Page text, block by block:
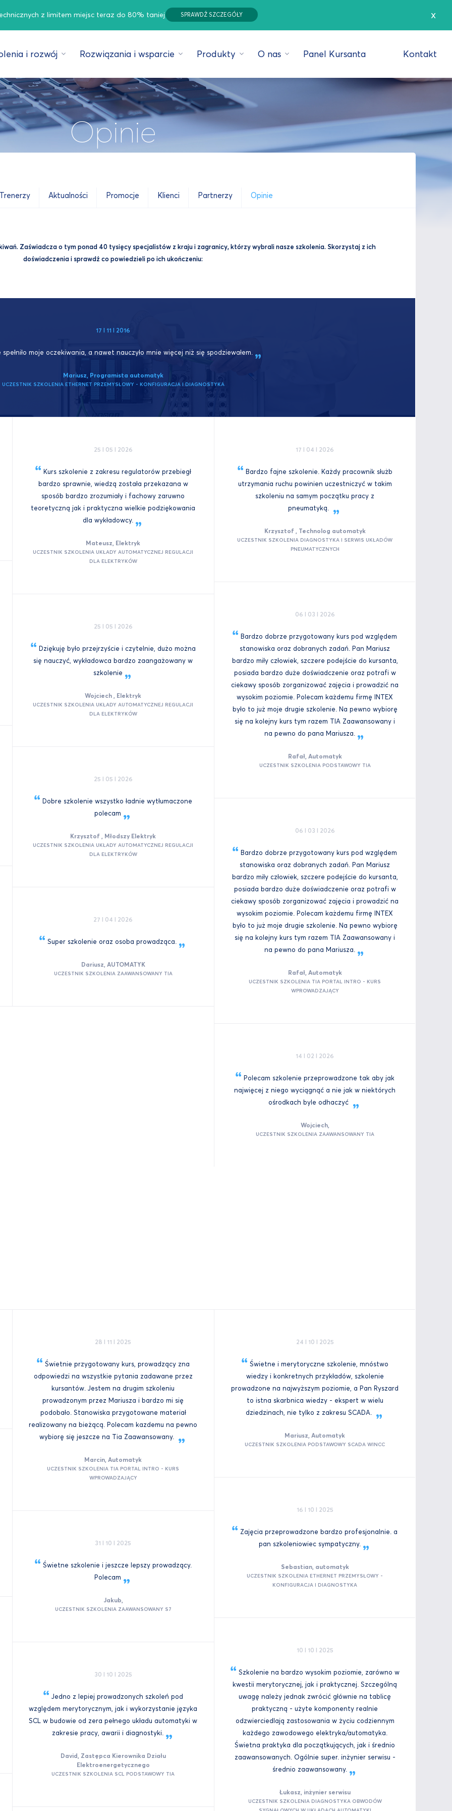
z limitem miejsc teraz do 80% taniej SPRAWDŹ SZCZEGÓŁY x
i rozwój Rozwiązania i wsparcie Produkty O nas Panel Kursanta Kontakt
Opinie
Trenerzy Aktualności Promocje Klienci Partnerzy Opinie
Zaświadcza o tym ponad 40 tysięcy specjalistów z kraju i zagranicy, którzy wybrali nasze szkolenia. Skorzystaj z ich
doświadczenia i sprawdź co powiedzieli po ich ukończeniu:
17 I 11 I 2016
spełniło moje oczekiwania, a nawet nauczyło mnie więcej niż się spodziewałem.
Mariusz, Programista automatyk
UCZESTNIK SZKOLENIA ETHERNET PRZEMYSŁOWY - KONFIGURACJA I DIAGNOSTYKA
25 I 05 I 2026
Kurs szkolenie z zakresu regulatorów przebiegł
bardzo sprawnie, wiedzą została przekazana w
sposób bardzo zrozumiały i fachowy zaruwno
teoretyczną jak i praktyczna wielkie podziękowania
dla wykładowcy.
Mateusz, Elektryk
UCZESTNIK SZKOLENIA UKŁADY AUTOMATYCZNEJ REGULACJI
DLA ELEKTRYKÓW
25 I 05 I 2026
Dziękuję było przejrzyście i czytelnie, dużo można
się nauczyć, wykładowca bardzo zaangażowany w
szkolenie
Wojciech , Elektryk
UCZESTNIK SZKOLENIA UKŁADY AUTOMATYCZNEJ REGULACJI
DLA ELEKTRYKÓW
25 I 05 I 2026
Dobre szkolenie wszystko ładnie wytłumaczone
polecam
Krzysztof , Młodszy Elektryk
UCZESTNIK SZKOLENIA UKŁADY AUTOMATYCZNEJ REGULACJI
DLA ELEKTRYKÓW
27 I 04 I 2026
Super szkolenie oraz osoba prowadząca.
Dariusz, AUTOMATYK
UCZESTNIK SZKOLENIA ZAAWANSOWANY TIA
17 I 04 I 2026
Bardzo fajne szkolenie. Każdy pracownik służb
utrzymania ruchu powinien uczestniczyć w takim
szkoleniu na samym początku pracy z
pneumatyką.
Krzysztof , Technolog automatyk
UCZESTNIK SZKOLENIA DIAGNOSTYKA I SERWIS UKŁADÓW
PNEUMATYCZNYCH
06 I 03 I 2026
Bardzo dobrze przygotowany kurs pod względem
stanowiska oraz dobranych zadań. Pan Mariusz
bardzo miły człowiek, szczere podejście do kursanta,
posiada bardzo duże doświadczenie oraz potrafi w
ciekawy sposób zorganizować zajęcia i prowadzić na
wysokim poziomie. Polecam każdemu firmę INTEX
było to już moje drugie szkolenie. Na pewno wybiorę
się na kolejny kurs tym razem TIA Zaawansowany i
na pewno do pana Mariusza.
Rafał, Automatyk
UCZESTNIK SZKOLENIA PODSTAWOWY TIA
06 I 03 I 2026
Bardzo dobrze przygotowany kurs pod względem
stanowiska oraz dobranych zadań. Pan Mariusz
bardzo miły człowiek, szczere podejście do kursanta,
posiada bardzo duże doświadczenie oraz potrafi w
ciekawy sposób zorganizować zajęcia i prowadzić na
wysokim poziomie. Polecam każdemu firmę INTEX
było to już moje drugie szkolenie. Na pewno wybiorę
się na kolejny kurs tym razem TIA Zaawansowany i
na pewno do pana Mariusza.
Rafał, Automatyk
UCZESTNIK SZKOLENIA TIA PORTAL INTRO - KURS
WPROWADZAJĄCY
14 I 02 I 2026
Polecam szkolenie przeprowadzone tak aby jak
najwięcej z niego wyciągnąć a nie jak w niektórych
ośrodkach byle odhaczyć
Wojciech,
UCZESTNIK SZKOLENIA ZAAWANSOWANY TIA
28 I 11 I 2025
Świetnie przygotowany kurs, prowadzący zna
odpowiedzi na wszystkie pytania zadawane przez
kursantów. Jestem na drugim szkoleniu
prowadzonym przez Mariusza i bardzo mi się
podobało. Stanowiska przygotowane materiał
realizowany na bieżącą. Polecam kazdemu na pewno
wybiorę się jeszcze na Tia Zaawansowany.
Marcin, Automatyk
UCZESTNIK SZKOLENIA TIA PORTAL INTRO - KURS
WPROWADZAJĄCY
31 I 10 I 2025
Świetne szkolenie i jeszcze lepszy prowadzący.
Polecam
Jakub,
UCZESTNIK SZKOLENIA ZAAWANSOWANY S7
30 I 10 I 2025
Jedno z lepiej prowadzonych szkoleń pod
względem merytorycznym, jak i wykorzystanie języka
SCL w budowie od zera pełnego układu automatyki w
zakresie pracy, awarii i diagnostyki.
David, Zastępca Kierownika Działu
Elektroenergetycznego
UCZESTNIK SZKOLENIA SCL PODSTAWOWY TIA
24 I 10 I 2025
Świetne i merytoryczne szkolenie, mnóstwo
wiedzy i konkretnych przykładów, szkolenie
prowadzone na najwyższym poziomie, a Pan Ryszard
to istna skarbnica wiedzy - ekspert w wielu
dziedzinach, nie tylko z zakresu SCADA.
Mariusz, Automatyk
UCZESTNIK SZKOLENIA PODSTAWOWY SCADA WINCC
16 I 10 I 2025
Zajęcia przeprowadzone bardzo profesjonalnie. a
pan szkoleniowiec sympatyczny.
Sebastian, automatyk
UCZESTNIK SZKOLENIA ETHERNET PRZEMYSŁOWY -
KONFIGURACJA I DIAGNOSTYKA
10 I 10 I 2025
Szkolenie na bardzo wysokim poziomie, zarówno w
kwestii merytorycznej, jak i praktycznej. Szczególną
uwagę należy jednak zwrócić głównie na tablicę
praktyczną - użyte komponenty realnie
odzwierciedlają zastosowania w życiu codziennym
każdego zawodowego elektryka/automatyka.
Świetna praktyka dla początkujących, jak i średnio
zaawansowanych. Ogólnie super. inżynier serwisu -
średnio zaawansowany.
Łukasz, inżynier serwisu
UCZESTNIK SZKOLENIA DIAGNOSTYKA OBWODÓW